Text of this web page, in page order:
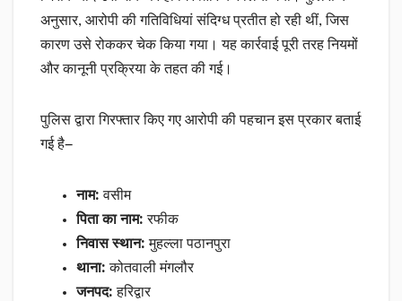
अनुसार, आरोपी की गतिविधियां संदिग्ध प्रतीत हो रही थीं, जिस
कारण उसे रोककर चेक किया गया। यह कार्रवाई पूरी तरह नियमों
और कानूनी प्रक्रिया के तहत की गई।
पुलिस द्वारा गिरफ्तार किए गए आरोपी की पहचान इस प्रकार बताई
गई है—
नाम: वसीम
पिता का नाम: रफीक
निवास स्थान: मुहल्ला पठानपुरा
थाना: कोतवाली मंगलौर
जनपद: हरिद्वार